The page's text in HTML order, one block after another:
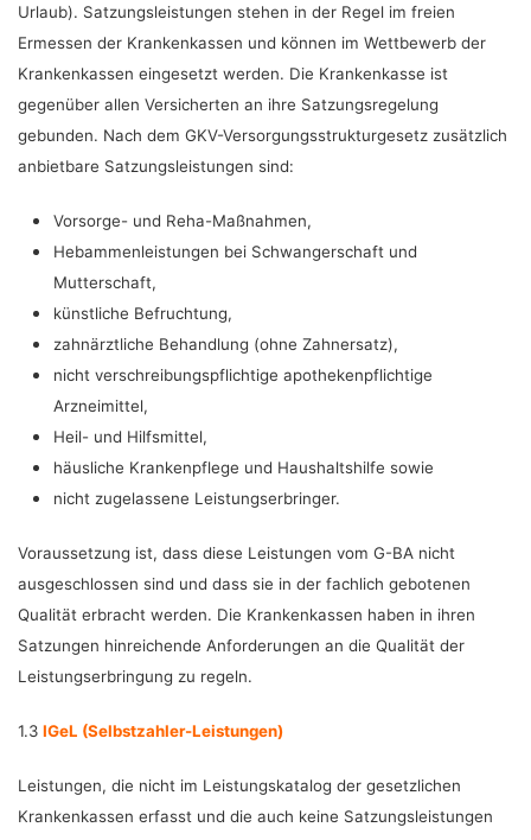
Urlaub). Satzungsleistungen stehen in der Regel im freien
Ermessen der Krankenkassen und können im Wettbewerb der
Krankenkassen eingesetzt werden. Die Krankenkasse ist
gegenüber allen Versicherten an ihre Satzungsregelung
gebunden. Nach dem GKV-Versorgungsstrukturgesetz zusätzlich
anbietbare Satzungsleistungen sind:
Vorsorge- und Reha-Maßnahmen,
Hebammenleistungen bei Schwangerschaft und
Mutterschaft,
künstliche Befruchtung,
zahnärztliche Behandlung (ohne Zahnersatz),
nicht verschreibungspflichtige apothekenpflichtige
Arzneimittel,
Heil- und Hilfsmittel,
häusliche Krankenpflege und Haushaltshilfe sowie
nicht zugelassene Leistungserbringer.
Voraussetzung ist, dass diese Leistungen vom G-BA nicht
ausgeschlossen sind und dass sie in der fachlich gebotenen
Qualität erbracht werden. Die Krankenkassen haben in ihren
Satzungen hinreichende Anforderungen an die Qualität der
Leistungserbringung zu regeln.
1.3 IGeL (Selbstzahler-Leistungen)
Leistungen, die nicht im Leistungskatalog der gesetzlichen
Krankenkassen erfasst und die auch keine Satzungsleistungen